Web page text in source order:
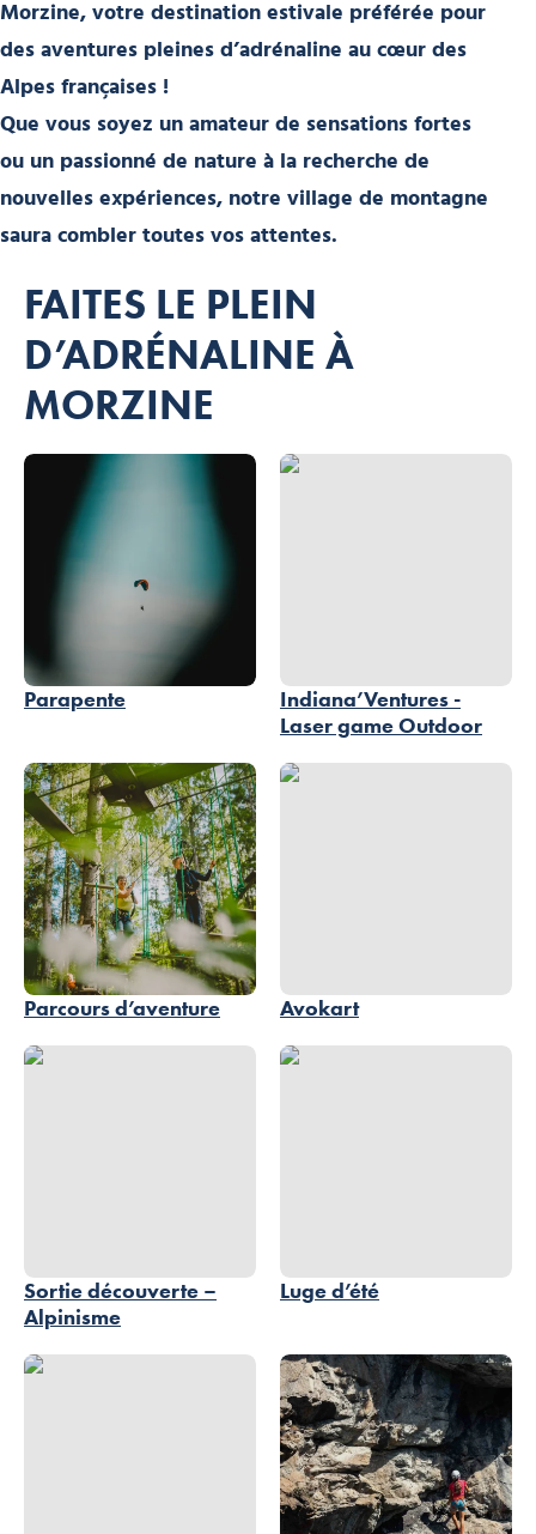
Morzine, votre destination estivale préférée pour
des aventures pleines d’adrénaline au cœur des
Alpes françaises !
Que vous soyez un amateur de sensations fortes
ou un passionné de nature à la recherche de
nouvelles expériences, notre village de montagne
saura combler toutes vos attentes.
FAITES LE PLEIN
D’ADRÉNALINE À
MORZINE
Parapente
Indiana’Ventures -
Laser game Outdoor
Indiana’Ventures -Laser game
Parcours d’aventure Avokart
Avokart
Sortie découverte –
Alpinisme
Sortie découverte – Alpinisme, © Bureau des Guides de Morzine-Avoriaz
Luge d’été
Luge d’été, © Ollie Godbold
Indiana’Ventures – Paintball